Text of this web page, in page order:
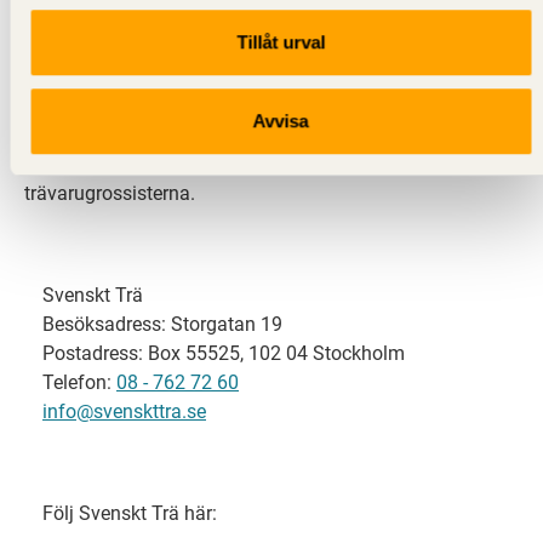
Tillåt urval
Avvisa
Svenskt Trä representerar svensk sågverksindustri
och är en del av branschorganisationen
svensk limträ-, KL-trä- och förpackningsindustri samt
trävarugrossisterna.
Svenskt Trä
Besöksadress: Storgatan 19
Postadress: Box 55525, 102 04 Stockholm
Telefon: 08 - 762 72 60
info@svenskttra.se
Följ Svenskt Trä här: